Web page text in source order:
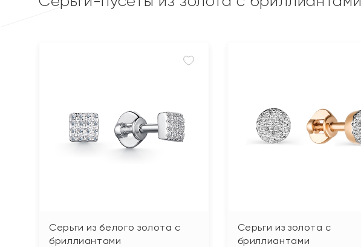
Серьги из белого золота с
бриллиантами
Серьги из золота с
бриллиантами